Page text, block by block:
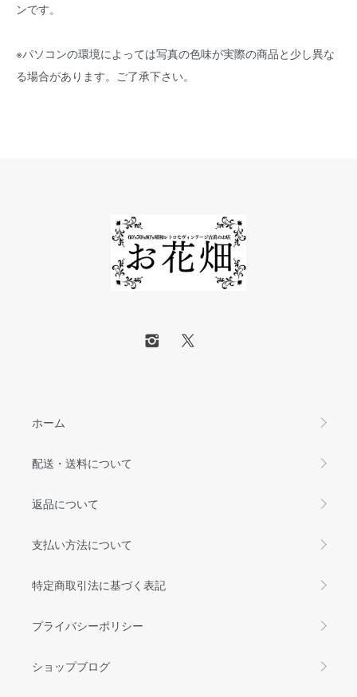
ンです。
※パソコンの環境によっては写真の色味が実際の商品と少し異な
る場合があります。ご了承下さい。
ホーム
配送・送料について
返品について
支払い方法について
特定商取引法に基づく表記
プライバシーポリシー
ショップブログ